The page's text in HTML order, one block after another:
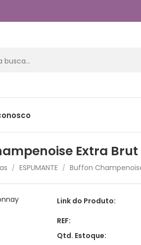
Extra
/ ESPUMANTE / Buffon
Link do Produto:
REF:
Qtd. Estoque: